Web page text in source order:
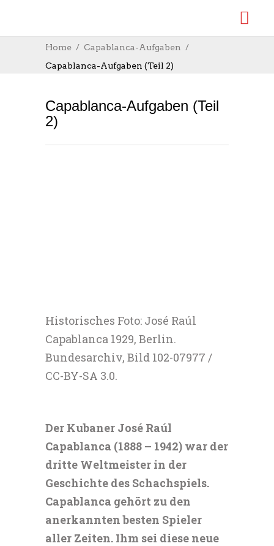
Home
Capablanca-Aufgaben
Capablanca-Aufgaben (Teil 2)
Capablanca-Aufgaben (Teil
2)
Historisches Foto: José Raúl
Capablanca 1929, Berlin.
Bundesarchiv, Bild 102-07977 /
CC-BY-SA 3.0.
Der Kubaner José Raúl
Capablanca (1888 – 1942) war der
dritte Weltmeister in der
Geschichte des Schachspiels.
Capablanca gehört zu den
anerkannten besten Spieler
aller Zeiten. Ihm sei diese neue